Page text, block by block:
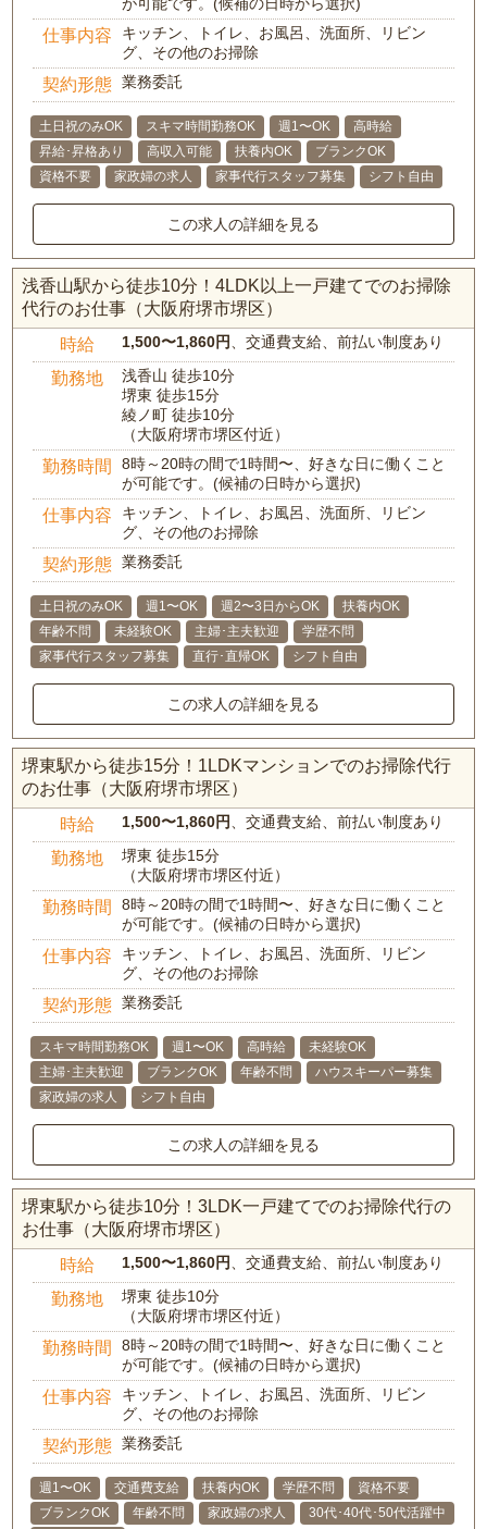
が可能です。(候補の日時から選択)
仕事内容
キッチン、トイレ、お風呂、洗面所、リビン
グ、その他のお掃除
契約形態 業務委託
土日祝のみOK スキマ時間勤務OK 週1〜OK
高時給
昇給･昇格あり
高収入可能 扶養内OK
ブランクOK
資格不要
家政婦の求人 家事代行スタッフ募集 シフト自由
この求人の詳細を見る
浅香山駅から徒歩10分！4LDK以上一戸建てでのお掃除
代行のお仕事（大阪府堺市堺区）
時給 1,500〜1,860円、交通費支給、前払い制度あり
勤務地
浅香山 徒歩10分
堺東 徒歩15分
綾ノ町 徒歩10分
（大阪府堺市堺区付近）
勤務時間
8時～20時の間で1時間〜、好きな日に働くこと
が可能です。(候補の日時から選択)
仕事内容
キッチン、トイレ、お風呂、洗面所、リビン
グ、その他のお掃除
契約形態 業務委託
土日祝のみOK 週1〜OK 週2〜3日からOK
扶養内OK
年齢不問
未経験OK 主婦･主夫歓迎
学歴不問
家事代行スタッフ募集
直行･直帰OK シフト自由
この求人の詳細を見る
堺東駅から徒歩15分！1LDKマンションでのお掃除代行
のお仕事（大阪府堺市堺区）
時給 1,500〜1,860円、交通費支給、前払い制度あり
勤務地
堺東 徒歩15分
（大阪府堺市堺区付近）
勤務時間
8時～20時の間で1時間〜、好きな日に働くこと
が可能です。(候補の日時から選択)
仕事内容
キッチン、トイレ、お風呂、洗面所、リビン
グ、その他のお掃除
契約形態 業務委託
スキマ時間勤務OK 週1〜OK 高時給
未経験OK
主婦･主夫歓迎
ブランクOK 年齢不問
ハウスキーパー募集
家政婦の求人
シフト自由
この求人の詳細を見る
堺東駅から徒歩10分！3LDK一戸建てでのお掃除代行の
お仕事（大阪府堺市堺区）
時給 1,500〜1,860円、交通費支給、前払い制度あり
勤務地
堺東 徒歩10分
（大阪府堺市堺区付近）
勤務時間
8時～20時の間で1時間〜、好きな日に働くこと
が可能です。(候補の日時から選択)
仕事内容
キッチン、トイレ、お風呂、洗面所、リビン
グ、その他のお掃除
契約形態 業務委託
週1〜OK 交通費支給 扶養内OK 学歴不問
資格不要
ブランクOK
年齢不問 家政婦の求人
30代･40代･50代活躍中